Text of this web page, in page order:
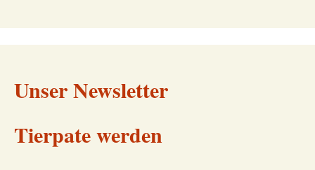
Unser Newsletter
Tierpate werden